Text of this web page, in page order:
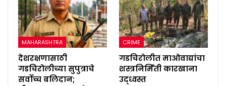
MAHARASHTRA
देशरक्षणासाठी
गडचिरोलीच्या सुपुत्राचे
सर्वोच्च बलिदान;
CRIME
गडचिरोलीत माओवाद्यांचा
शस्त्रनिर्मिती कारखाना
उद्ध्वस्त